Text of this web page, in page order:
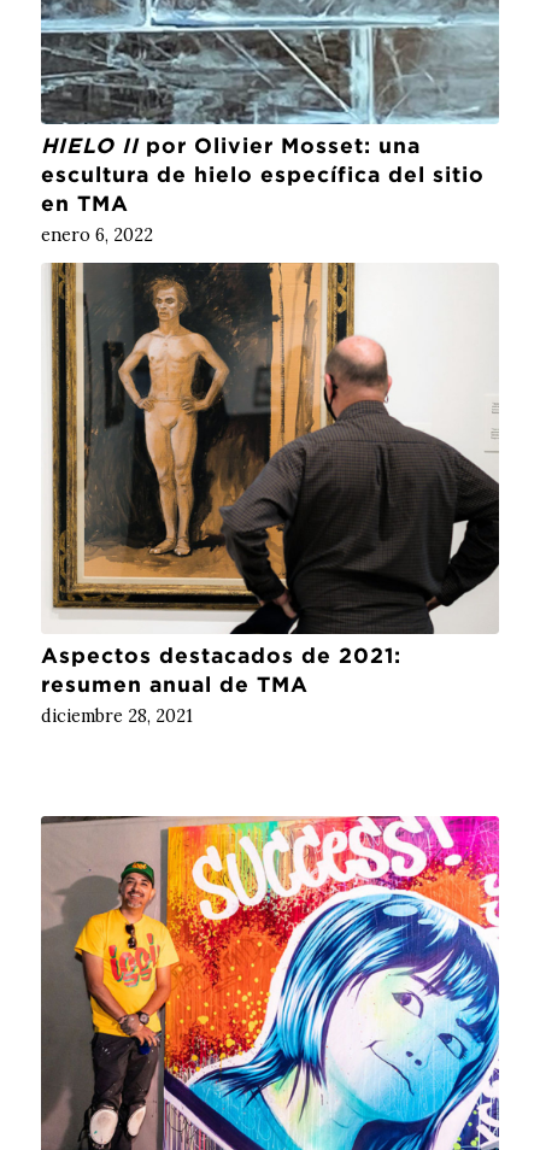
HIELO IIpor Olivier Mosset: una
escultura de hielo específica del sitio
en TMA
enero 6, 2022
Aspectos destacados de 2021:
resumen anual de TMA
diciembre 28, 2021